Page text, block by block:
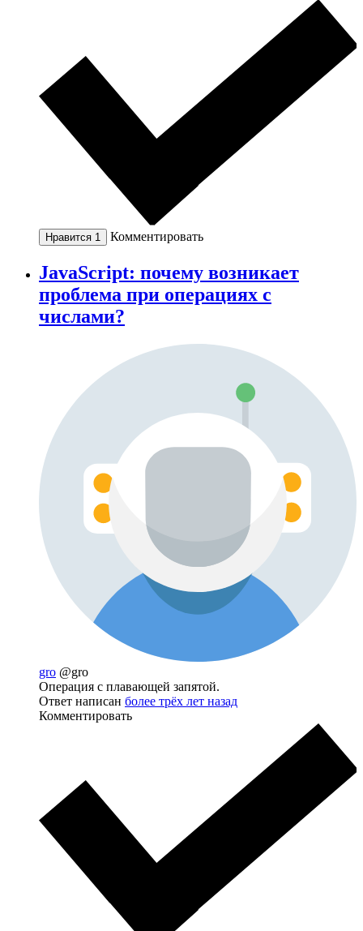
Нравится 1 Комментировать
JavaScript: почему возникает
проблема при операциях с
числами?
gro @gro
Операция с плавающей запятой.
Ответ написан более трёх лет назад
Комментировать